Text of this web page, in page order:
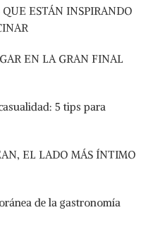
ESTÁN INSPIRANDO
EN LA GRAN FINAL
5 tips para
EL LADO MÁS ÍNTIMO
de la gastronomía